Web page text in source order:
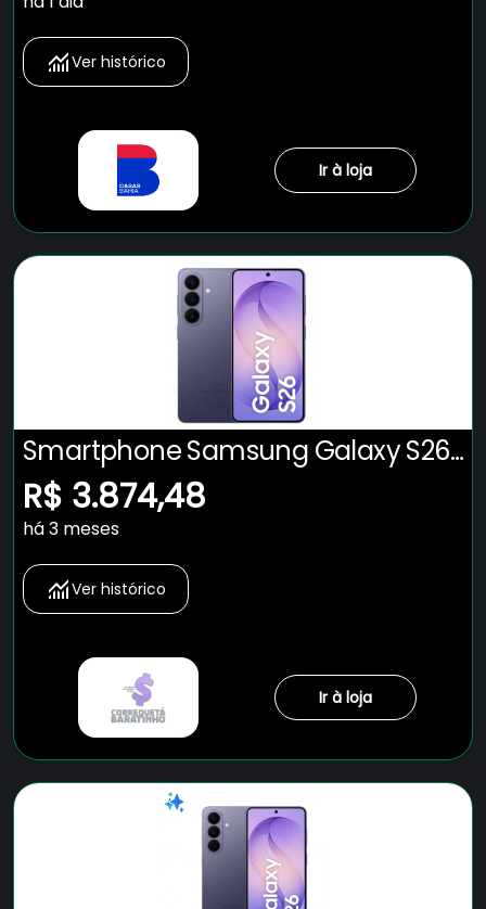
Ver histórico
Ir à loja
Smartphone Samsung Galaxy S26
5G Tela 6.3
R$ 3.874,48
há 3 meses
Ver histórico
Ir à loja